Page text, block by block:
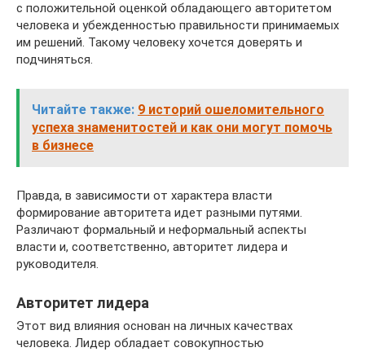
с положительной оценкой обладающего авторитетом
человека и убежденностью правильности принимаемых
им решений. Такому человеку хочется доверять и
подчиняться.
Читайте также: 9 историй ошеломительного
успеха знаменитостей и как они могут помочь
в бизнесе
Правда, в зависимости от характера власти
формирование авторитета идет разными путями.
Различают формальный и неформальный аспекты
власти и, соответственно, авторитет лидера и
руководителя.
Авторитет лидера
Этот вид влияния основан на личных качествах
человека. Лидер обладает совокупностью